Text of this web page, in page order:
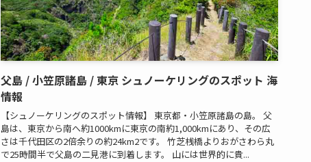
父島 / 小笠原諸島 / 東京 シュノーケリングのスポット 海
情報
【シュノーケリングのスポット情報】 東京都・小笠原諸島の島。 父
島は、東京から南へ約1000kmに東京の南約1,000kmにあり、その広
さは千代田区の2倍余りの約24km2です。 竹芝桟橋よりおがさわら丸
で25時間半で父島の二見港に到着します。 山には世界的に貴...